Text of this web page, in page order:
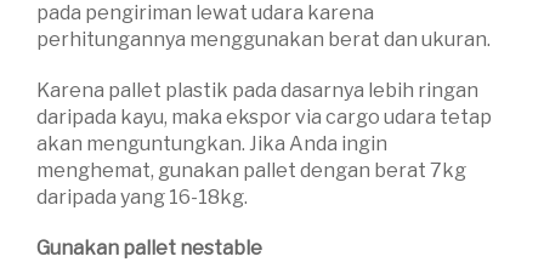
pada pengiriman lewat udara karena
perhitungannya menggunakan berat dan ukuran.
Karena pallet plastik pada dasarnya lebih ringan
daripada kayu, maka ekspor via cargo udara tetap
akan menguntungkan. Jika Anda ingin
menghemat, gunakan pallet dengan berat 7kg
daripada yang 16-18kg.
Gunakan pallet nestable